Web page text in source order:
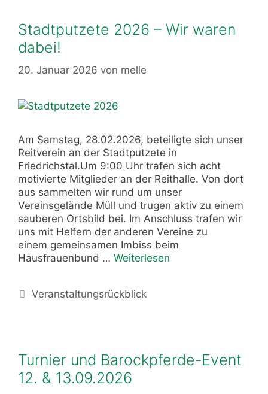
Stadtputzete 2026 – Wir waren
dabei!
20. Januar 2026 von melle
Am Samstag, 28.02.2026, beteiligte sich unser
Reitverein an der Stadtputzete in
Friedrichstal.Um 9:00 Uhr trafen sich acht
motivierte Mitglieder an der Reithalle. Von dort
aus sammelten wir rund um unser
Vereinsgelände Müll und trugen aktiv zu einem
sauberen Ortsbild bei. Im Anschluss trafen wir
uns mit Helfern der anderen Vereine zu
einem gemeinsamen Imbiss beim
Hausfrauenbund … Weiterlesen
Veranstaltungsrückblick
Turnier und Barockpferde-Event
12. & 13.09.2026